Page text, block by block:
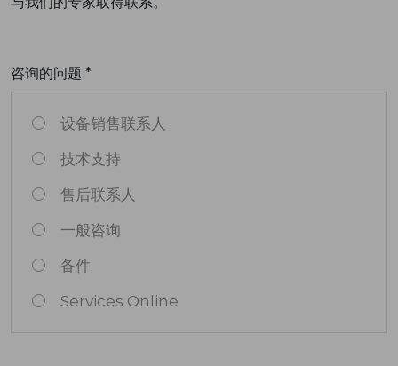
咨询的问题 *
设备销售联系人
技术支持
售后联系人
一般咨询
备件
Services Online